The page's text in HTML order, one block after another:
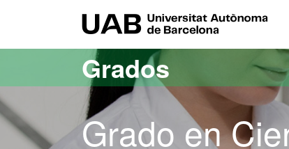
Grados
Grado en